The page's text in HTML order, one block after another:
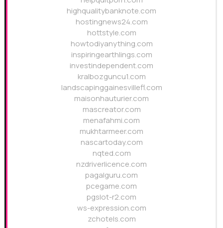
highqualitybanknote.com
hostingnews24.com
hottstyle.com
howtodiyanything.com
inspiringearthlings.com
investindependent.com
kralbozguncu1.com
landscapinggainesvillefl.com
maisonhauturier.com
mascreator.com
menafahmi.com
mukhtarmeer.com
nascartoday.com
nqted.com
nzdriverlicence.com
pagalguru.com
pcegame.com
pgslot-r2.com
ws-expression.com
zchotels.com